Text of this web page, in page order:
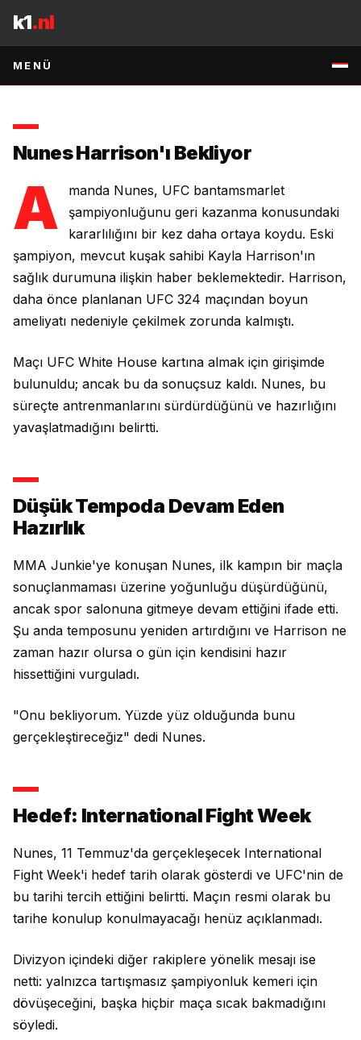
k1.nl
MENÜ
ameliyatından iyileşiyor.
Nunes Harrison'ı Bekliyor
A
manda Nunes, UFC bantamsmarlet
şampiyonluğunu geri kazanma konusundaki
kararlılığını bir kez daha ortaya koydu. Eski
şampiyon, mevcut kuşak sahibi Kayla Harrison'ın
sağlık durumuna ilişkin haber beklemektedir. Harrison,
daha önce planlanan UFC 324 maçından boyun
ameliyatı nedeniyle çekilmek zorunda kalmıştı.
Maçı UFC White House kartına almak için girişimde
bulunuldu; ancak bu da sonuçsuz kaldı. Nunes, bu
süreçte antrenmanlarını sürdürdüğünü ve hazırlığını
yavaşlatmadığını belirtti.
Düşük Tempoda Devam Eden
Hazırlık
MMA Junkie'ye konuşan Nunes, ilk kampın bir maçla
sonuçlanmaması üzerine yoğunluğu düşürdüğünü,
ancak spor salonuna gitmeye devam ettiğini ifade etti.
Şu anda temposunu yeniden artırdığını ve Harrison ne
zaman hazır olursa o gün için kendisini hazır
hissettiğini vurguladı.
"Onu bekliyorum. Yüzde yüz olduğunda bunu
gerçekleştireceğiz" dedi Nunes.
Hedef: International Fight Week
Nunes, 11 Temmuz'da gerçekleşecek International
Fight Week'i hedef tarih olarak gösterdi ve UFC'nin de
bu tarihi tercih ettiğini belirtti. Maçın resmi olarak bu
tarihe konulup konulmayacağı henüz açıklanmadı.
Divizyon içindeki diğer rakiplere yönelik mesajı ise
netti: yalnızca tartışmasız şampiyonluk kemeri için
dövüşeceğini, başka hiçbir maça sıcak bakmadığını
söyledi.